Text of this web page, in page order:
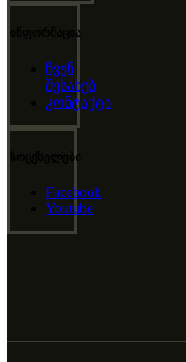
ინფორმაცია
ჩვენ
შესახებ
კონტაქტი
სოცქსელები
Facebook
Youtube